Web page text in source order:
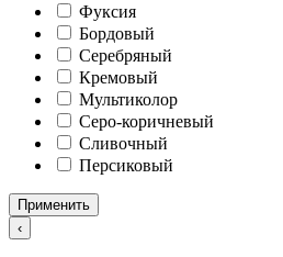
Фуксия
Бордовый
Серебряный
Кремовый
Мультиколор
Серо-коричневый
Сливочный
Персиковый
Применить
‹